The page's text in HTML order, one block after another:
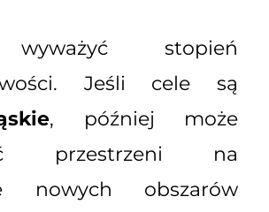
stopień
Jeśli cele są
, później może
przestrzeni na
nowych obszarów